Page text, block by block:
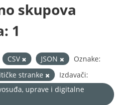
skupova
1
CSV JSON
Oznake:
stranke
Izdavači:
uprave i digitalne